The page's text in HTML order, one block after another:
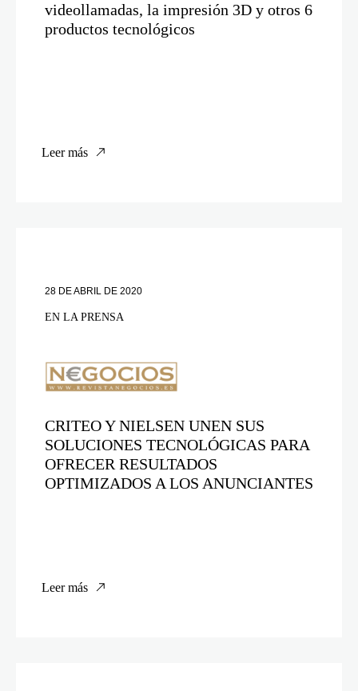
videollamadas, la impresión 3D y otros 6
productos tecnológicos
Leer más
28 DE ABRIL DE 2020
EN LA PRENSA
CRITEO Y NIELSEN UNEN SUS
SOLUCIONES TECNOLÓGICAS PARA
OFRECER RESULTADOS
OPTIMIZADOS A LOS ANUNCIANTES
Leer más